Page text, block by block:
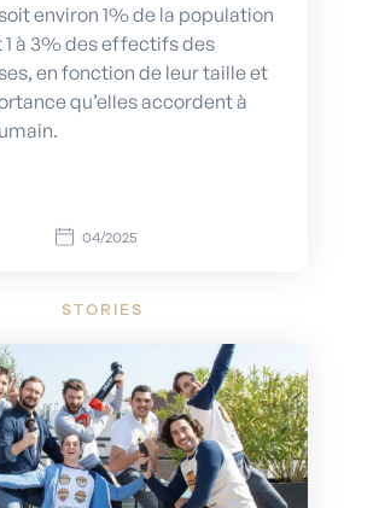
environ 1% de la population
à 3% des effectifs des
en fonction de leur taille et
qu’elles accordent à
04/2025
STORIES